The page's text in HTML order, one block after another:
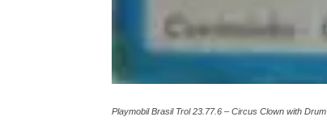
Playmobil Brasil Trol 23.77.6 – Circus Clown with Drum